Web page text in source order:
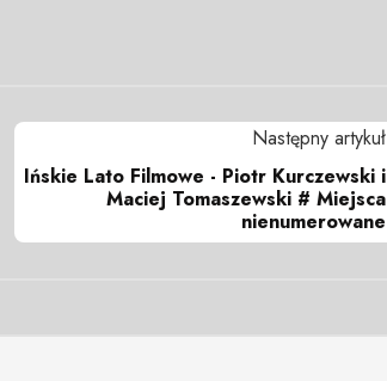
Następny artykuł
Ińskie Lato Filmowe - Piotr Kurczewski i
Maciej Tomaszewski # Miejsca
nienumerowane